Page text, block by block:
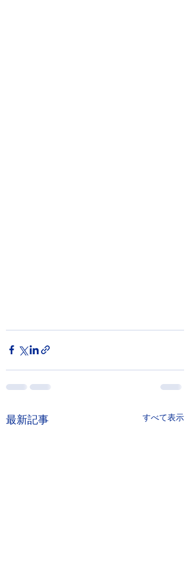
最新記事 すべて表示